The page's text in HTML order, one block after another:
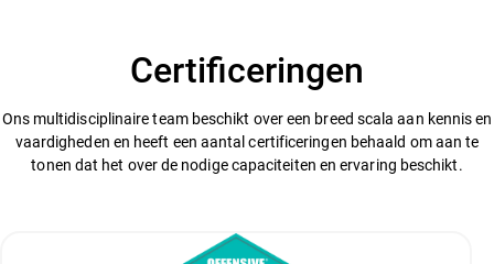
Certificeringen
Ons multidisciplinaire team beschikt over een breed scala aan kennis en
vaardigheden en heeft een aantal certificeringen behaald om aan te
tonen dat het over de nodige capaciteiten en ervaring beschikt.